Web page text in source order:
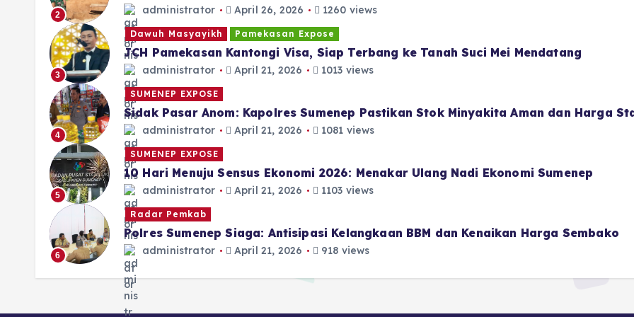
2 administrator April 26, 2026 1260 views
3
Dawuh Masyayikh Pamekasan Expose
JCH Pamekasan Kantongi Visa, Siap Terbang ke Tanah Suci Mei Mendatang
administrator April 21, 2026 1013 views
4
SUMENEP EXPOSE
Sidak Pasar Anom: Kapolres Sumenep Pastikan Stok Minyakita Aman dan Harga
administrator April 21, 2026 1081 views
5
SUMENEP EXPOSE
10 Hari Menuju Sensus Ekonomi 2026: Menakar Ulang Nadi Ekonomi Sumenep
administrator April 21, 2026 1103 views
6
Radar Pemkab
Polres Sumenep Siaga: Antisipasi Kelangkaan BBM dan Kenaikan Harga Sembako
administrator April 21, 2026 918 views